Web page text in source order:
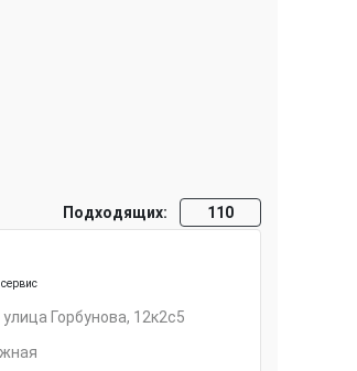
Подходящих: 110
Горбунова, 12к2с5